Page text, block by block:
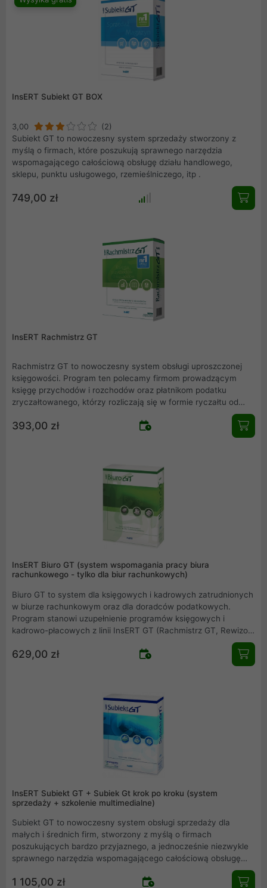
InsERT Subiekt GT BOX
3,00
(2)
Subiekt GT to nowoczesny system sprzedaży stworzony z
myślą o firmach, które poszukują sprawnego narzędzia
wspomagającego całościową obsługę działu handlowego,
sklepu, punktu usługowego, rzemieślniczego, itp .
749,00 zł
InsERT Rachmistrz GT
Rachmistrz GT to nowoczesny system obsługi uproszczonej
księgowości. Program ten polecamy firmom prowadzącym
księgę przychodów i rozchodów oraz płatnikom podatku
zryczałtowanego, którzy rozliczają się w formie ryczałtu od
przychodów ewidencjonowanych. Rachmistrz GT to doskonałe
narzędzie zarówno dla przedsiębiorstw samodzielnie
393,00 zł
InsERT Biuro GT (system wspomagania pracy biura
rachunkowego - tylko dla biur rachunkowych)
Biuro GT to system dla księgowych i kadrowych zatrudnionych
w biurze rachunkowym oraz dla doradców podatkowych.
Program stanowi uzupełnienie programów księgowych i
kadrowo-płacowych z linii InsERT GT (Rachmistrz GT, Rewizor
GT, Gratyfikant GT, mikroGratyfikant GT). Produkt umożliwia
sprawną obsługę dużej liczby podmiotów bez konieczności
wyboru wszystkich obsługiwanych podmiotów i odszukiwania
programów księgowych i kadrowych.
629,00 zł
InsERT Subiekt GT + Subiek Gt krok po kroku (system
sprzedaży + szkolenie multimedialne)
Subiekt GT to nowoczesny system obsługi sprzedaży dla
małych i średnich firm, stworzony z myślą o firmach
poszukujących bardzo przyjaznego, a jednocześnie niezwykle
sprawnego narzędzia wspomagającego całościową obsługę
1 105,00 zł